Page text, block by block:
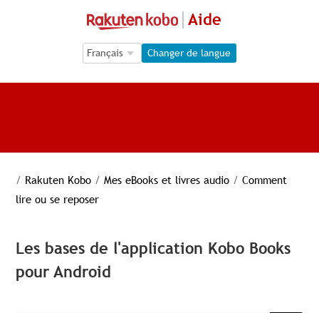
Aide
Language Selection
Language Selection
Changer de langue
/ Rakuten Kobo / Mes eBooks et livres audio / Comment
lire ou se reposer
Les bases de l'application Kobo Books
pour Android